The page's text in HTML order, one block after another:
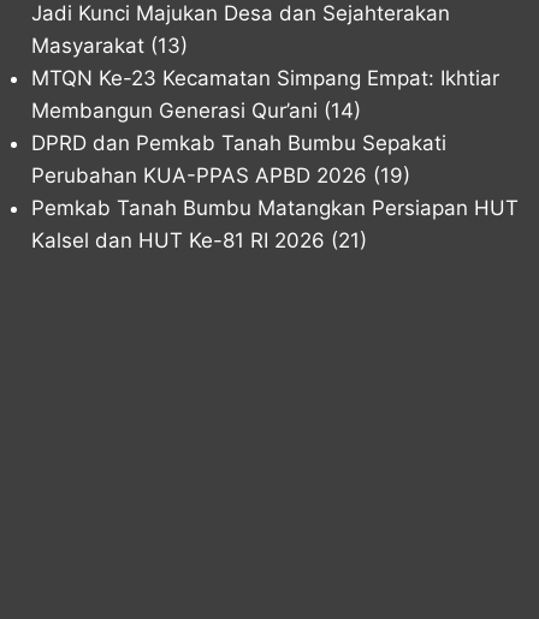
Jadi Kunci Majukan Desa dan Sejahterakan
Masyarakat (13)
MTQN Ke-23 Kecamatan Simpang Empat: Ikhtiar
Membangun Generasi Qur’ani (14)
DPRD dan Pemkab Tanah Bumbu Sepakati
Perubahan KUA-PPAS APBD 2026 (19)
Pemkab Tanah Bumbu Matangkan Persiapan HUT
Kalsel dan HUT Ke-81 RI 2026 (21)